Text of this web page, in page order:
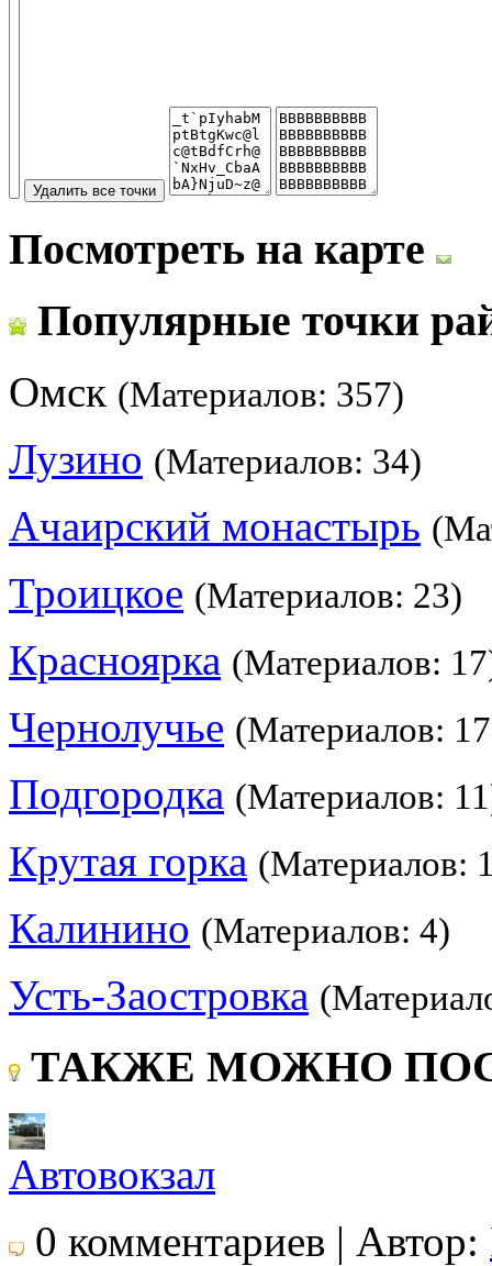
Посмотреть на карте
Популярные точки
Омск (Материалов: 357)
Лузино (Материалов: 34)
Ачаирский монастырь
Троицкое (Материалов: 23)
Красноярка (Материалов:
Чернолучье (Материалов:
Подгородка (Материалов:
Крутая горка (Материалов:
Калинино (Материалов: 4)
Усть-Заостровка
ТАКЖЕ МОЖНО
Автовокзал
0 комментариев | Автор: